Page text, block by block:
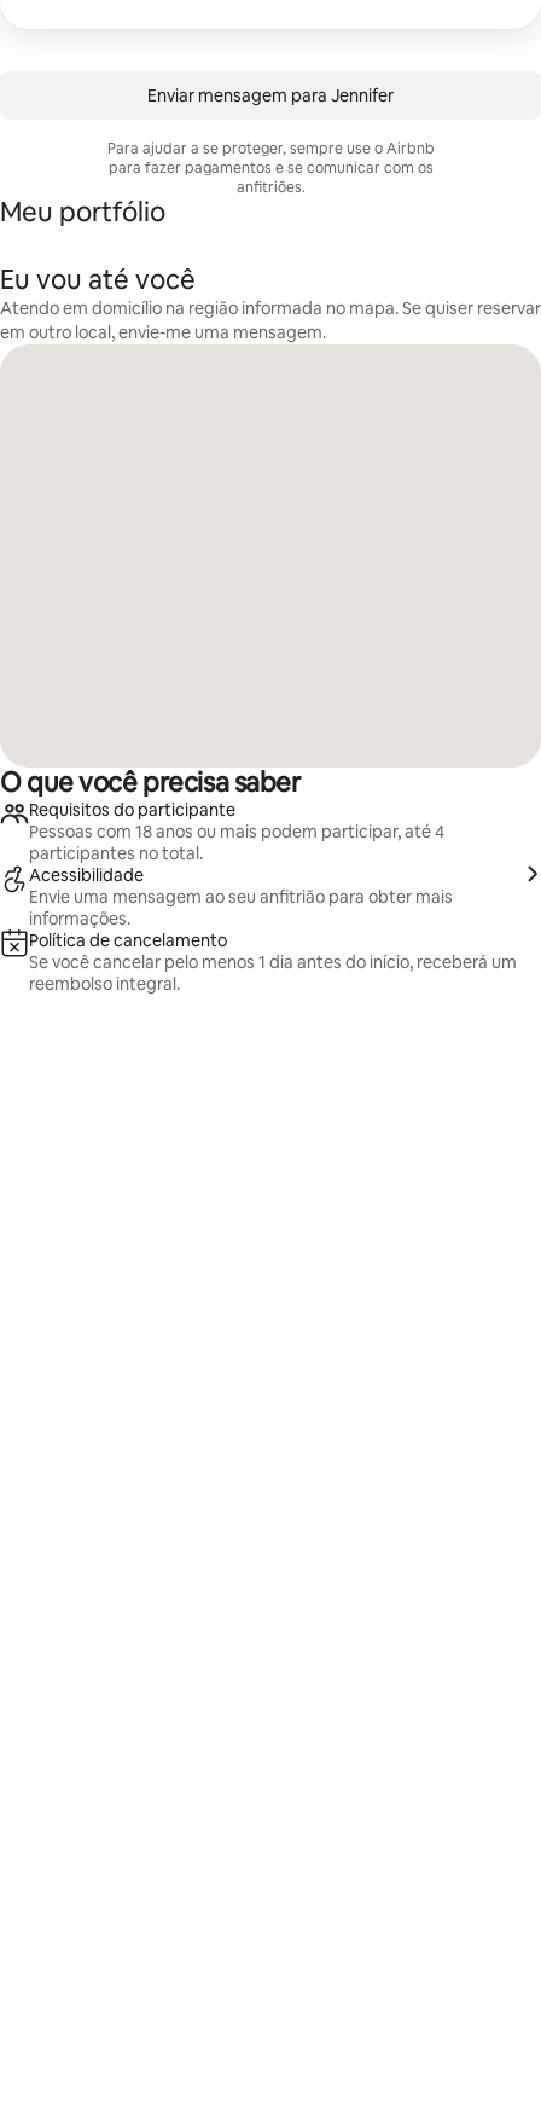
Enviar mensagem para Jennifer
Para ajudar a se proteger, sempre use o Airbnb
para fazer pagamentos e se comunicar com os
anfitriões.
Meu portfólio
Eu vou até você
Atendo em domicílio na região informada no mapa. Se quiser reservar
em outro local, envie-me uma mensagem.
O que você precisa saber
Requisitos do participante
Pessoas com 18 anos ou mais podem participar, até 4
participantes no total.
Acessibilidade
Envie uma mensagem ao seu anfitrião para obter mais
informações.
Política de cancelamento
Se você cancelar pelo menos 1 dia antes do início, receberá um
reembolso integral.